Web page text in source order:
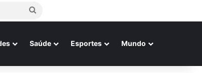
Procurar
Saúde Esportes Mundo